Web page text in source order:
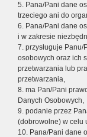
5. Pana/Pani dane
trzeciego ani do
6. Pana/Pani dane
i w zakresie
7. przysługuje
osobowych oraz ich
przetwarzania lub
przetwarzania,
8. ma Pan/Pani
Danych Osobowych,
9. podanie przez
(dobrowolne) w celu
10. Pana/Pani dane